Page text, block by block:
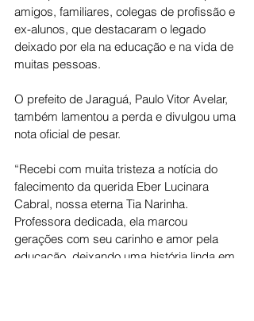
amigos, familiares, colegas de profissão e
ex-alunos, que destacaram o legado
deixado por ela na educação e na vida de
muitas pessoas.
O prefeito de Jaraguá, Paulo Vitor Avelar,
também lamentou a perda e divulgou uma
nota oficial de pesar.
“Recebi com muita tristeza a notícia do
falecimento da querida Eber Lucinara
Cabral, nossa eterna Tia Narinha.
Professora dedicada, ela marcou
gerações com seu carinho e amor pela
educação, deixando uma história linda em